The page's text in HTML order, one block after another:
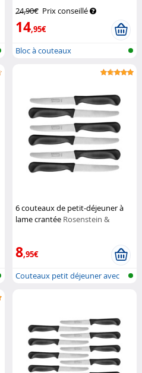
24,90€ Prix conseillé
14,95€
Bloc à couteaux
6 couteaux de petit-déjeuner à
lame crantée Rosenstein &
8,95€
Couteaux petit déjeuner avec